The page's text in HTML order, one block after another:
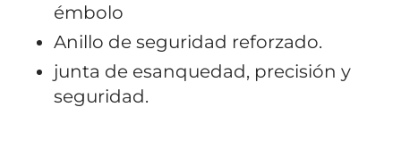
émbolo
Anillo de seguridad reforzado.
junta de esanquedad, precisión y
seguridad.